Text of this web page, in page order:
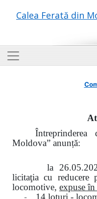
Calea Ferată din
Moldova” anunță:
la
licitaţia cu reducere
locomotive, expuse